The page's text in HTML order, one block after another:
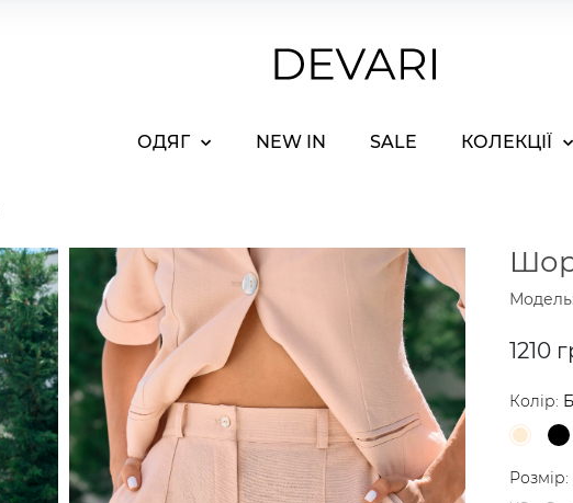
ОДЯГ NEW IN SALE КОЛЕКЦІЇ
1210
Колір:
Розмір: